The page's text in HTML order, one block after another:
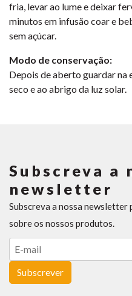
fria, levar ao lume e deixar
minutos em infusão coar e
sem açúcar.
Modo de conservação:
Depois de aberto guardar
seco e ao abrigo da luz solar.
Subscreva a
newsletter
Subscreva a nossa
sobre os nossos produtos.
Subscrever